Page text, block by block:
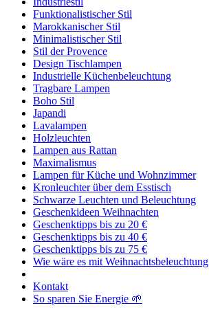
Funktionalistischer Stil
Marokkanischer Stil
Minimalistischer Stil
Stil der Provence
Design Tischlampen
Industrielle Küchenbeleuchtung
Tragbare Lampen
Boho Stil
Japandi
Lavalampen
Holzleuchten
Lampen aus Rattan
Maximalismus
Lampen für Küche und Wohnzimmer
Kronleuchter über dem Esstisch
Schwarze Leuchten und Beleuchtung
Geschenkideen Weihnachten
Geschenktipps bis zu 20 €
Geschenktipps bis zu 40 €
Geschenktipps bis zu 75 €
Wie wäre es mit Weihnachtsbeleuchtung
Kontakt
So sparen Sie Energie 🌱